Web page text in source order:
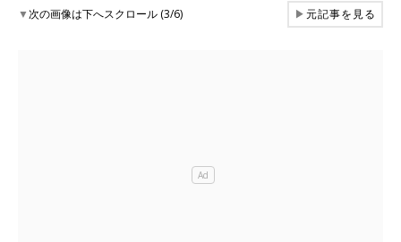
▼次の画像は下へスクロール (3/6) ▶元記事を見る